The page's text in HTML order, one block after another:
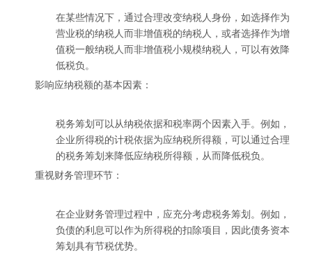
在某些情况下，通过合理改变纳税人身份，如选择作为
营业税的纳税人而非增值税的纳税人，或者选择作为增
值税一般纳税人而非增值税小规模纳税人，可以有效降
低税负。
影响应纳税额的基本因素：
税务筹划可以从纳税依据和税率两个因素入手。例如，
企业所得税的计税依据为应纳税所得额，可以通过合理
的税务筹划来降低应纳税所得额，从而降低税负。
重视财务管理环节：
在企业财务管理过程中，应充分考虑税务筹划。例如，
负债的利息可以作为所得税的扣除项目，因此债务资本
筹划具有节税优势。